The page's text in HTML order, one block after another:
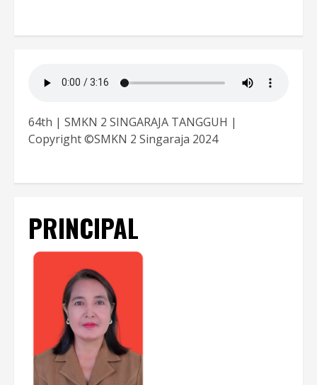
64th | SMKN 2 SINGARAJA TANGGUH |
Copyright ©SMKN 2 Singaraja 2024
PRINCIPAL